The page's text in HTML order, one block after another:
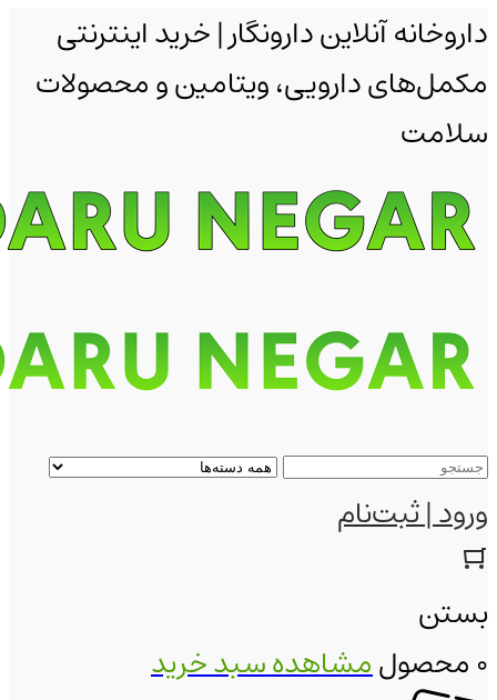
داروخانه آنلاین دارونگار | خرید اینترنتی
مکمل‌های دارویی، ویتامین و محصولات
سلامت
ورود | ثبت‌نام
بستن
0 محصول
مشاهده سبد خرید